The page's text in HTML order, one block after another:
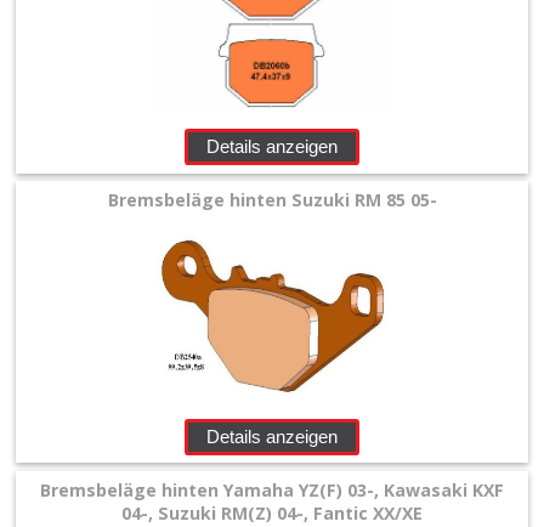
Details anzeigen
Bremsbeläge hinten Suzuki RM 85 05-
Details anzeigen
Bremsbeläge hinten Yamaha YZ(F) 03-, Kawasaki KXF
04-, Suzuki RM(Z) 04-, Fantic XX/XE